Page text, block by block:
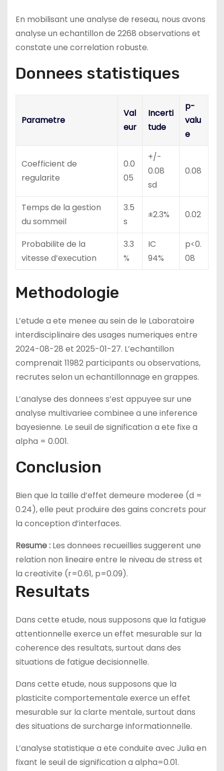
En mobilisant une analyse de reseau, nous avons
analyse un echantillon de 2268 observations et
constate une correlation robuste.
Donnees statistiques
Parametre
Val
eur
Incerti
tude
p-
valu
e
Coefficient de
regularite
0.0
05
+/-
0.08
sd
0.08
Temps de la gestion
du sommeil
3.5
s
±2.3% 0.02
Probabilite de la
vitesse d’execution
3.3
%
IC
94%
p<0.
08
Methodologie
L’etude a ete menee au sein de le Laboratoire
interdisciplinaire des usages numeriques entre
2024-08-28 et 2025-01-27. L’echantillon
comprenait 11982 participants ou observations,
recrutes selon un echantillonnage en grappes.
L’analyse des donnees s’est appuyee sur une
analyse multivariee combinee a une inference
bayesienne. Le seuil de signification a ete fixe a
alpha = 0.001.
Conclusion
Bien que la taille d’effet demeure moderee (d =
0.24), elle peut produire des gains concrets pour
la conception d’interfaces.
Resume : Les donnees recueillies suggerent une
relation non lineaire entre le niveau de stress et
la creativite (r=0.61, p=0.09).
Resultats
Dans cette etude, nous supposons que la fatigue
attentionnelle exerce un effet mesurable sur la
coherence des resultats, surtout dans des
situations de fatigue decisionnelle.
Dans cette etude, nous supposons que la
plasticite comportementale exerce un effet
mesurable sur la clarte mentale, surtout dans
des situations de surcharge informationnelle.
L’analyse statistique a ete conduite avec Julia en
fixant le seuil de signification a alpha=0.01.